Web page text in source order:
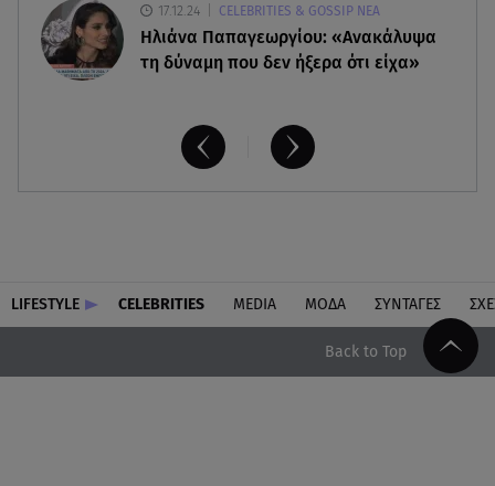
17.12.24 CELEBRITIES & GOSSIP ΝΕΑ
Ηλιάνα Παπαγεωργίου: «Ανακάλυψα
τη δύναμη που δεν ήξερα ότι είχα»
LIFESTYLE CELEBRITIES MEDIA ΜΟΔΑ ΣΥΝΤΑΓΕΣ
Back to Top